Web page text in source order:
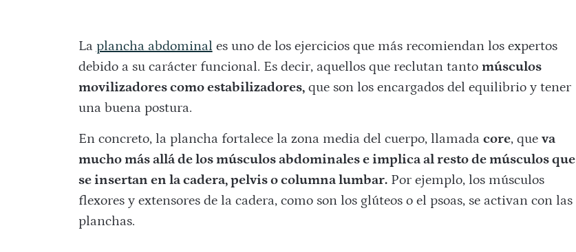
La plancha abdominal es uno de los ejercicios que más recomiendan los expertos
debido a su carácter funcional. Es decir, aquellos que reclutan tanto músculos
movilizadores como estabilizadores,que son los encargados del equilibrio y tener
una buena postura.
En concreto, la plancha fortalece la zona media del cuerpo, llamada core, que va
mucho más allá de los músculos abdominales e implica al resto de músculos que
se insertan en la cadera, pelvis o columna lumbar.Por ejemplo, los músculos
flexores y extensores de la cadera, como son los glúteos o el psoas, se activan con las
planchas.